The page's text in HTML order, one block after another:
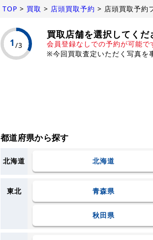
TOP > 買取 > 店頭買取予約 > 店頭買取予約
買取店舗を選択してくだ
会員登録なしでの予約が可能で
※今回買取査定いただく写真を
都道府県から探す
北海道 北海道
東北 青森県
秋田県